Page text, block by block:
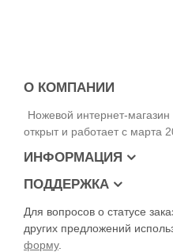
О КОМПАНИИ
Ножевой интернет-
открыт и работает с марта
ИНФОРМАЦИЯ
ПОДДЕРЖКА
Для вопросов о статусе
других предложений
форму.